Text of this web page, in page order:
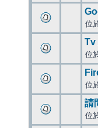
位
Tv
位
位
請
位